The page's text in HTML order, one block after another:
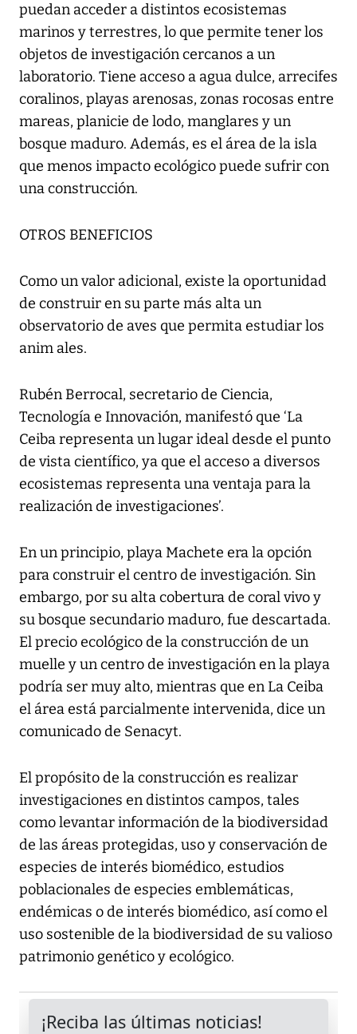
puedan acceder a distintos ecosistemas
marinos y terrestres, lo que permite tener los
objetos de investigación cercanos a un
laboratorio. Tiene acceso a agua dulce, arrecifes
coralinos, playas arenosas, zonas rocosas entre
mareas, planicie de lodo, manglares y un
bosque maduro. Además, es el área de la isla
que menos impacto ecológico puede sufrir con
una construcción.
OTROS BENEFICIOS
Como un valor adicional, existe la oportunidad
de construir en su parte más alta un
observatorio de aves que permita estudiar los
anim ales.
Rubén Berrocal, secretario de Ciencia,
Tecnología e Innovación, manifestó que ‘La
Ceiba representa un lugar ideal desde el punto
de vista científico, ya que el acceso a diversos
ecosistemas representa una ventaja para la
realización de investigaciones’.
En un principio, playa Machete era la opción
para construir el centro de investigación. Sin
embargo, por su alta cobertura de coral vivo y
su bosque secundario maduro, fue descartada.
El precio ecológico de la construcción de un
muelle y un centro de investigación en la playa
podría ser muy alto, mientras que en La Ceiba
el área está parcialmente intervenida, dice un
comunicado de Senacyt.
El propósito de la construcción es realizar
investigaciones en distintos campos, tales
como levantar información de la biodiversidad
de las áreas protegidas, uso y conservación de
especies de interés biomédico, estudios
poblacionales de especies emblemáticas,
endémicas o de interés biomédico, así como el
uso sostenible de la biodiversidad de su valioso
patrimonio genético y ecológico.